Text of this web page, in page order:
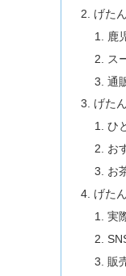
げた
鹿
ス
通
げた
ひ
お
お
げた
実
販